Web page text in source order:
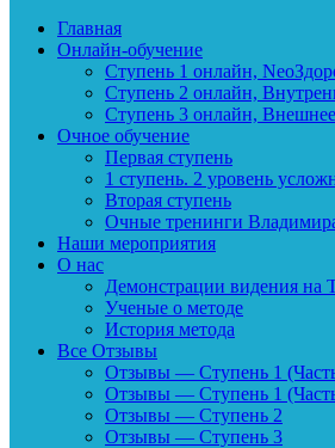
Главная
Онлайн-обучение
Ступень 1 онлайн,
Ступень 2 онлайн,
Ступень 3 онлайн,
Очное обучение
Первая ступень
1 ступень. 2 уровень
Вторая ступень
Очные тренинги
Наши мероприятия
О нас
Демонстрации видения на
Ученые о методе
История метода
Все Отзывы
Отзывы — Ступень 1
Отзывы — Ступень 1
Отзывы — Ступень 2
Отзывы — Ступень 3